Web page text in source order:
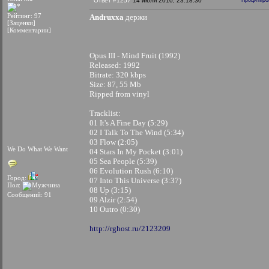
Рейтинг: 97
[Заценки]
[Комментарии]
We Do What We Want
Город:
Пол:
Сообщений: 91
Andruxxa держи
Opus III - Mind Fruit (1992)
Released: 1992
Bitrate: 320 kbps
Size: 87, 55 Mb
Ripped from vinyl
Tracklist:
01 It's A Fine Day (5:29)
02 I Talk To The Wind (5:34)
03 Flow (2:05)
04 Stars In My Pocket (3:01)
05 Sea People (5:39)
06 Evolution Rush (6:10)
07 Into This Universe (3:37)
08 Up (3:15)
09 Alzir (2:54)
10 Outro (0:30)
http://rghost.ru/2123209